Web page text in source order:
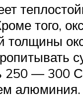
того,
250 —
алюминия.